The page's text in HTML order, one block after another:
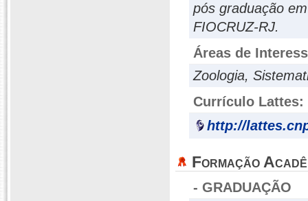
pós graduação
FIOCRUZ-RJ.
Áreas de
Zoologia,
Currículo Lattes:
http://
Formação
- GRADUAÇÃO